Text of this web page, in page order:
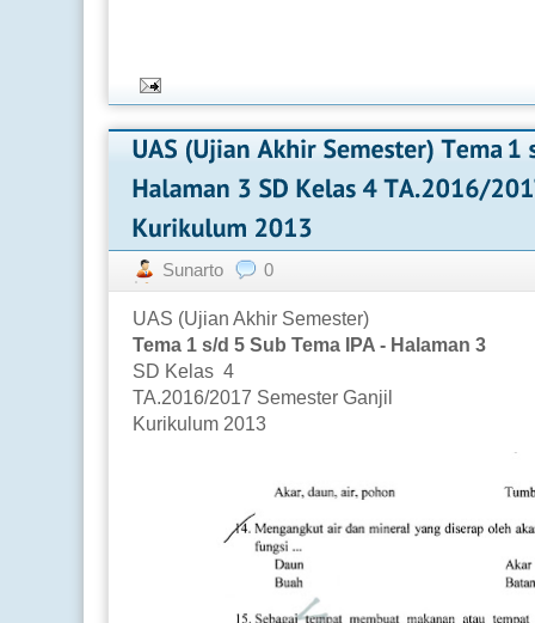
Sunarto 0
UAS (Ujian Akhir Semester)
Tema 1 s/d 5 Sub Tema IPA - Halaman 3
SD Kelas 4
TA.2016/2017 Semester Ganjil
Kurikulum 2013